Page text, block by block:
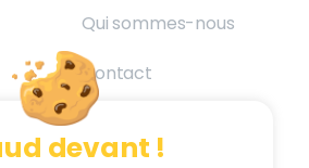
Qui sommes-nous
Contact
devant !